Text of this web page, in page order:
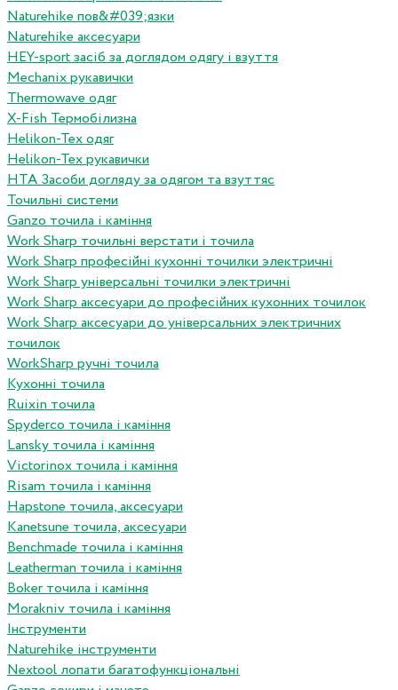
Naturehike пов&#039;язки
Naturehike аксесуари
HEY-sport засіб за доглядом одягу і взуття
Mechanix рукавички
Thermowave одяг
X-Fish Термобілизна
Helikon-Tex одяг
Helikon-Tex рукавички
HTA Засоби догляду за одягом та взуттяс
Точильні системи
Ganzo точила і каміння
Work Sharp точильні верстати і точила
Work Sharp професiйнi кухоннi точилки электричнi
Work Sharp унiверсальнi точилки электричнi
Work Sharp аксесуари до професiйних кухонних точилок
Work Sharp аксесуари до унiверсальних электричних
точилок
WorkSharp ручні точила
Кухонні точила
Ruixin точила
Spyderco точила і каміння
Lansky точила і каміння
Victorinox точила і каміння
Risam точила і каміння
Hapstone точила, аксесуари
Kanetsune точила, аксесуари
Benchmade точила і каміння
Leatherman точила і каміння
Boker точила і каміння
Morakniv точила і каміння
Інструменти
Naturehike інструменти
Nextool лопати багатофункціональні